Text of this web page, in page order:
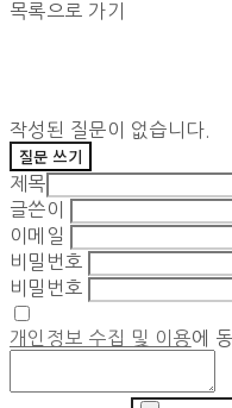
목록으로 가기
작성된 질문이 없습니다.
질문 쓰기
제목
글쓴이
이메일
비밀번호
비밀번호
개인정보 수집 및 이용에